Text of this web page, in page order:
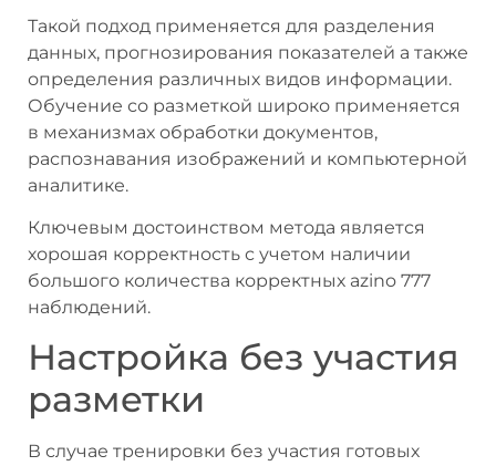
Такой подход применяется для разделения
данных, прогнозирования показателей а также
определения различных видов информации.
Обучение со разметкой широко применяется
в механизмах обработки документов,
распознавания изображений и компьютерной
аналитике.
Ключевым достоинством метода является
хорошая корректность с учетом наличии
большого количества корректных azino 777
наблюдений.
Настройка без участия
разметки
В случае тренировки без участия готовых